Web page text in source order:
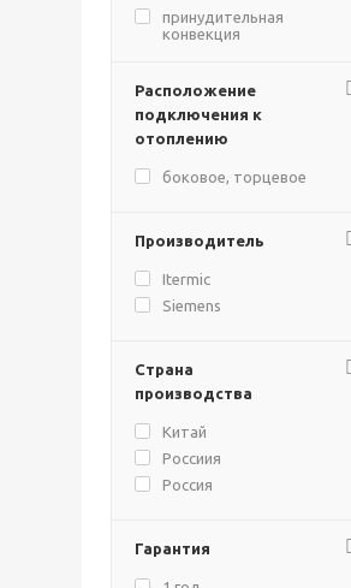
принудительная
конвекция
Расположение
подключения к
отоплению
боковое, торцевое
Производитель
Itermic
Siemens
Страна
производства
Китай
Россиия
Россия
Гарантия